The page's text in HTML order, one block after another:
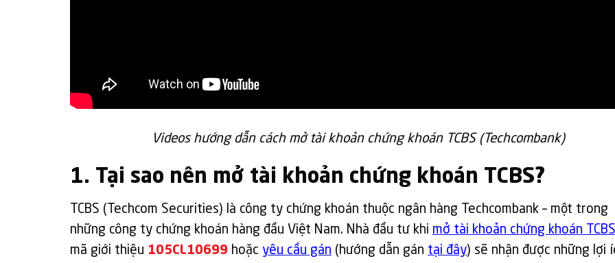
Videos hướng dẫn cách mở tài khoản chứng khoán TCBS (Techcombank)
1. Tại sao nên mở tài khoản chứng khoán TCBS?
TCBS (Techcom Securities) là công ty chứng khoán thuộc ngân hàng Techcombank – một trong
những công ty chứng khoán hàng đầu Việt Nam. Nhà đầu tư khi mở tài khoản chứng khoán TCBS
mã giới thiệu 105CL10699 hoặc yêu cầu gán (hướng dẫn gán tại đây) sẽ nhận được những lợi